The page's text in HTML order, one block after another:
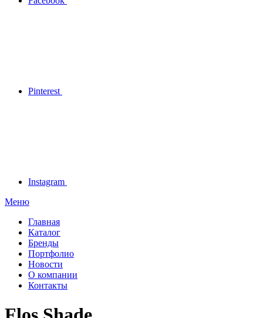
Pinterest
Instagram
Меню
Главная
Каталог
Бренды
Портфолио
Новости
О компании
Контакты